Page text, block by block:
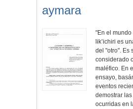
aymara
"En el mundo
lik’ichiri es
del "otro". Es
considerado
maléfico. En
ensayo,
eventos
demostrar
ocurridas en